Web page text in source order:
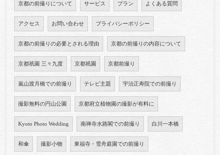
京都の前撮りについて サービス プラン よくある質問
アクセス お問い合わせ プライバシーポリシー
京都の前撮りの必要とされる理由 京都の前撮りの内容について
京都祇園 三々九度 京都祇園 京都前撮り
嵐山渡月橋での前撮り テレビ主題 宇治正寿院での前撮り
撮影無料の円山公園 京都府立植物園の撮影が有料に
Kyoto Photo Wedding 南禅寺水路閣での前撮り 白川一本橋
和傘 撮影小物 東福寺・雪舟庭園での前撮り